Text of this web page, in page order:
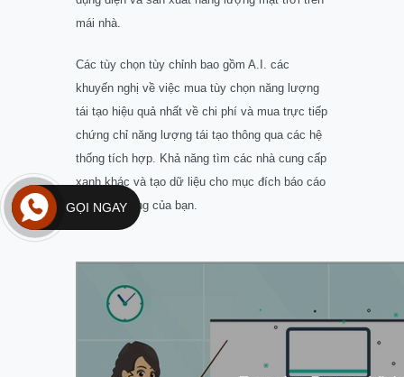
mái nhà.
Các tùy chọn tùy chỉnh bao gồm A.I. các
khuyến nghị về việc mua tùy chọn năng lượng
tái tạo hiệu quả nhất về chi phí và mua trực tiếp
chứng chỉ năng lượng tái tạo thông qua các hệ
thống tích hợp. Khả năng tìm các nhà cung cấp
xanh khác và tạo dữ liệu cho mục đích báo cáo
tính bền vững của bạn.
GỌI NGAY